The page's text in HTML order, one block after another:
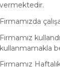
vermektedir.
Firmamızda
Firmamız
kullanmamakla
Firmamız